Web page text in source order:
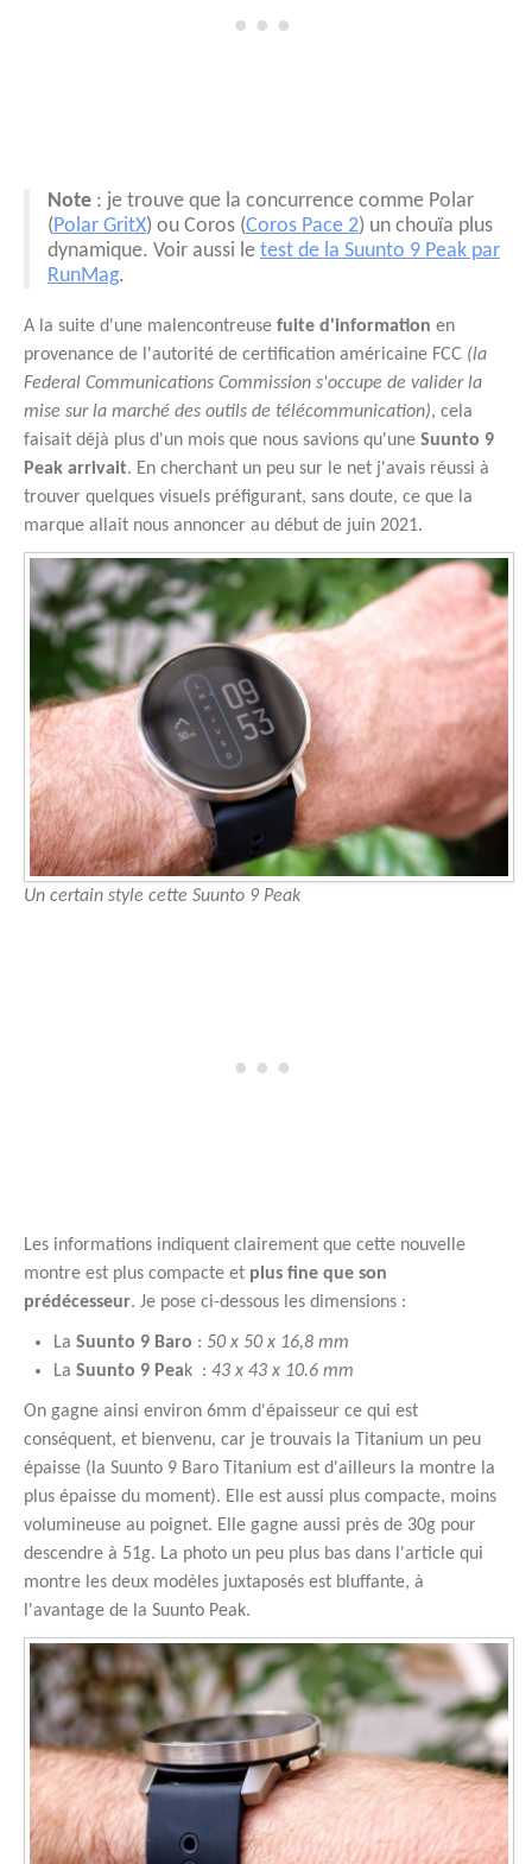
Note : je trouve que la concurrence comme Polar
( Polar GritX) ou Coros (Coros Pace 2) un chouïa plus
dynamique. Voir aussi le test de la Suunto 9 Peak par
RunMag.
A la suite d'une malencontreuse fuite d'information en
provenance de l'autorité de certification américaine FCC (la
Federal Communications Commission s'occupe de valider la
mise sur la marché des outils de télécommunication), cela
faisait déjà plus d'un mois que nous savions qu'une Suunto 9
Peak arrivait. En cherchant un peu sur le net j'avais réussi à
trouver quelques visuels préfigurant, sans doute, ce que la
marque allait nous annoncer au début de juin 2021.
Un certain style cette Suunto 9 Peak
Les informations indiquent clairement que cette nouvelle
montre est plus compacte et plus fine que son
prédécesseur. Je pose ci-dessous les dimensions :
La Suunto 9 Baro : 50 x 50 x 16,8 mm
La Suunto 9 Peak : 43 x 43 x 10.6 mm
On gagne ainsi environ 6mm d'épaisseur ce qui est
conséquent, et bienvenu, car je trouvais la Titanium un peu
épaisse (la Suunto 9 Baro Titanium est d'ailleurs la montre la
plus épaisse du moment). Elle est aussi plus compacte, moins
volumineuse au poignet. Elle gagne aussi près de 30g pour
descendre à 51g. La photo un peu plus bas dans l'article qui
montre les deux modèles juxtaposés est bluffante, à
l'avantage de la Suunto Peak.